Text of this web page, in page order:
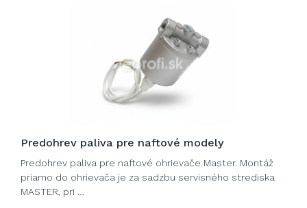
Predohrev paliva pre naftové modely
Predohrev paliva pre naftové ohrievače Master. Montáž
priamo do ohrievača je za sadzbu servisného strediska
MASTER, pri …